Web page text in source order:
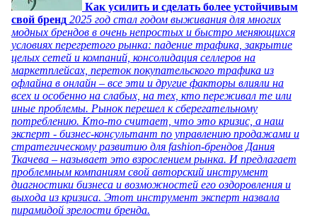
Как усилить и сделать более устойчивым
свой бренд 2025 год стал годом выживания для многих
модных брендов в очень непростых и быстро меняющихся
условиях перегретого рынка: падение трафика, закрытие
целых сетей и компаний, консолидация селлеров на
маркетплейсах, переток покупательского трафика из
офлайна в онлайн – все эти и другие факторы влияли на
всех и особенно на слабых, на тех, кто переживал те или
иные проблемы. Рынок перешел к сберегательному
потреблению. Кто-то считает, что это кризис, а наш
эксперт - бизнес-консультант по управлению продажами и
стратегическому развитию для fashion-брендов Дания
Ткачева – называет это взрослением рынка. И предлагает
проблемным компаниям свой авторский инструмент
диагностики бизнеса и возможностей его оздоровления и
выхода из кризиса. Этот инструмент эксперт назвала
пирамидой зрелости бренда.